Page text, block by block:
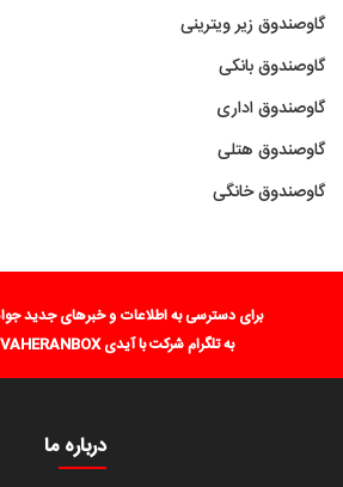
گاوصندوق زیر ویترینی
گاوصندوق بانکی
گاوصندوق اداری
گاوصندوق هتلی
گاوصندوق خانگی
برای دسترسی به اطلاعات و خبرهای جدید
به تلگرام شرکت با آیدی JAVAHERANBOX@
درباره ما